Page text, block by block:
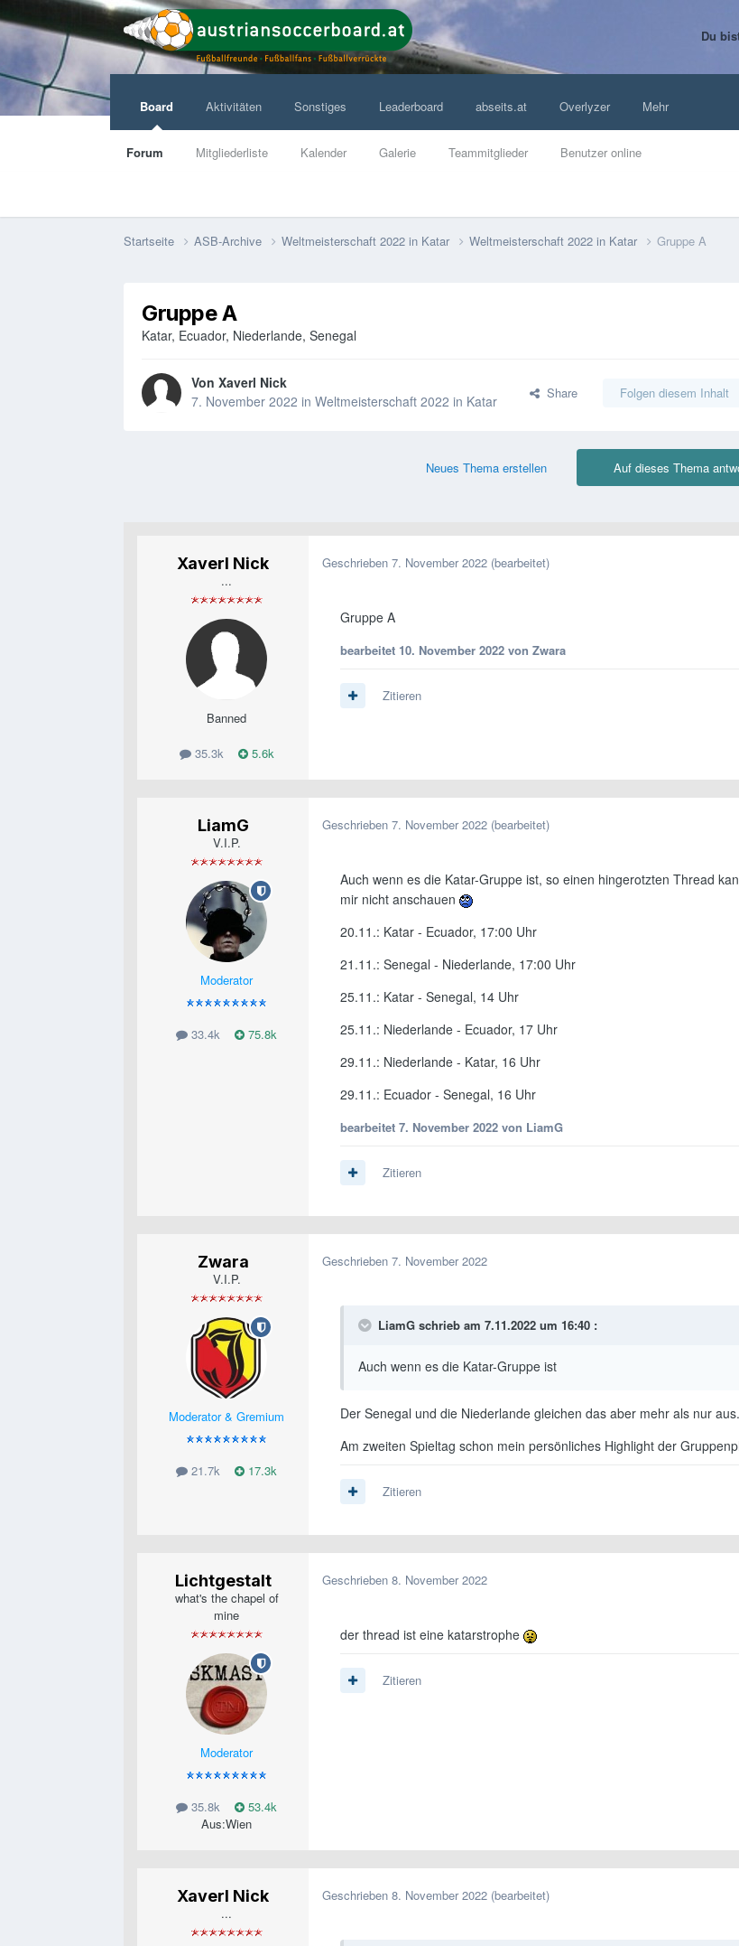
Du
Board
Forum Mitgliederliste Kalender Galerie Teammitglieder Benutzer online
Aktivitäten Sonstiges Leaderboard abseits.at Overlyzer Mehr
Startseite ASB-Archive Weltmeisterschaft 2022 in Katar Weltmeisterschaft 2022 in Katar Gruppe A
Gruppe A
Katar, Ecuador, Niederlande, Senegal
Von Xaverl Nick
7. November 2022 in Weltmeisterschaft 2022 in Katar Share Folgen diesem Inhalt
Auf dieses Thema
Neues Thema erstellen
Xaverl Nick
...
Banned
35.3k 5.6k
Geschrieben 7. November 2022 (bearbeitet)
Gruppe A
bearbeitet 10. November 2022 von Zwara
Zitieren
LiamG
V.I.P.
Moderator
33.4k 75.8k
Geschrieben 7. November 2022 (bearbeitet)
Auch wenn es die Katar-Gruppe ist, so einen hingerotzten Thread
mir nicht anschauen
20.11.: Katar - Ecuador, 17:00 Uhr
21.11.: Senegal - Niederlande, 17:00 Uhr
25.11.: Katar - Senegal, 14 Uhr
25.11.: Niederlande - Ecuador, 17 Uhr
29.11.: Niederlande - Katar, 16 Uhr
29.11.: Ecuador - Senegal, 16 Uhr
bearbeitet 7. November 2022 von LiamG
Zitieren
Zwara
V.I.P.
Moderator & Gremium
21.7k 17.3k
Geschrieben 7. November 2022
LiamG schrieb am 7.11.2022 um 16:40 :
Auch wenn es die Katar-Gruppe ist
Der Senegal und die Niederlande gleichen das aber mehr als nur aus.
Am zweiten Spieltag schon mein persönliches Highlight der
Zitieren
Lichtgestalt
what's the chapel of
mine
Moderator
35.8k
53.4k
Aus:Wien
Geschrieben 8. November 2022
der thread ist eine katarstrophe
Zitieren
Xaverl Nick
...
Geschrieben 8. November 2022 (bearbeitet)